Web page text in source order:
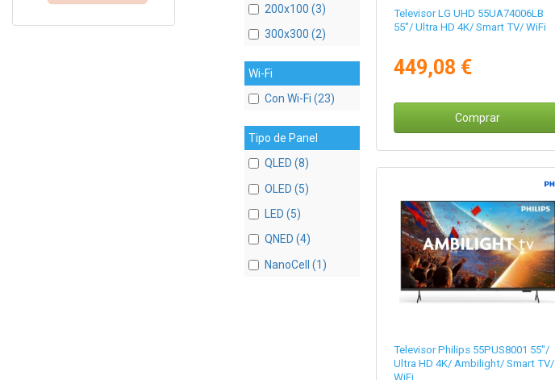
200x100 (3)
300x300 (2)
Wi-Fi
Con Wi-Fi (23)
Tipo de Panel
QLED (8)
OLED (5)
LED (5)
QNED (4)
NanoCell (1)
Televisor LG UHD 55UA74006LB
55"/ Ultra HD 4K/ Smart TV/ WiFi
449,08 €
Comprar
Televisor Philips 55PUS8001 55"/
Ultra HD 4K/ Ambilight/ Smart TV/
WiFi